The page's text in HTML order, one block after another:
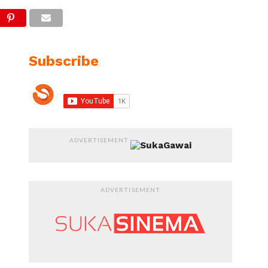
Subscribe
ADVERTISEMENT
ADVERTISEMENT